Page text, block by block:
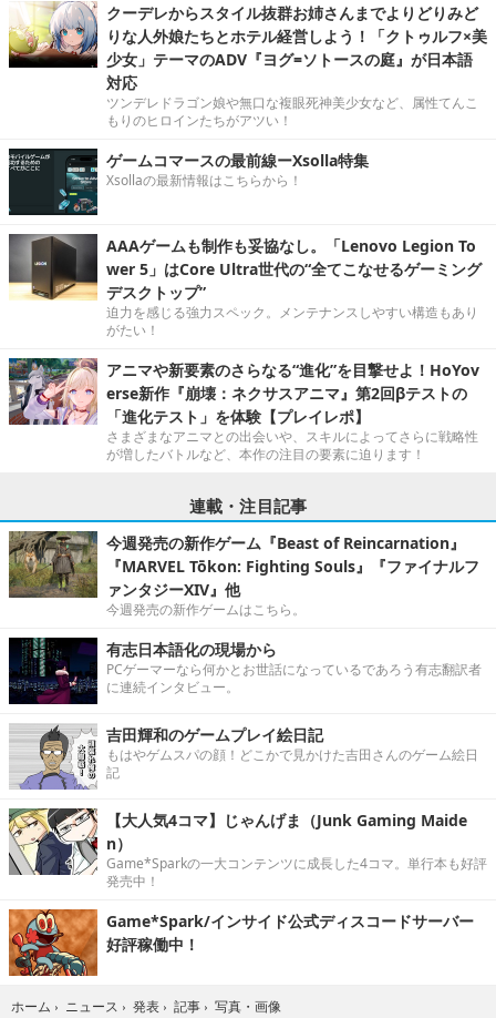
クーデレからスタイル抜群お姉さんまでよりどりみど
りな人外娘たちとホテル経営しよう！「クトゥルフ×美
少女」テーマのADV『ヨグ=ソトースの庭』が日本語
対応
ツンデレドラゴン娘や無口な複眼死神美少女など、属性てんこ
もりのヒロインたちがアツい！
ゲームコマースの最前線ーXsolla特集
Xsollaの最新情報はこちらから！
AAAゲームも制作も妥協なし。「Lenovo Legion To
wer 5」はCore Ultra世代の“全てこなせるゲーミング
デスクトップ”
迫力を感じる強力スペック。メンテナンスしやすい構造もあり
がたい！
アニマや新要素のさらなる“進化”を目撃せよ！HoYov
erse新作『崩壊：ネクサスアニマ』第2回βテストの
「進化テスト」を体験【プレイレポ】
さまざまなアニマとの出会いや、スキルによってさらに戦略性
が増したバトルなど、本作の注目の要素に迫ります！
連載・注目記事
今週発売の新作ゲーム『Beast of Reincarnation』
『MARVEL Tōkon: Fighting Souls』『ファイナルフ
ァンタジーXIV』他
今週発売の新作ゲームはこちら。
有志日本語化の現場から
PCゲーマーなら何かとお世話になっているであろう有志翻訳者
に連続インタビュー。
吉田輝和のゲームプレイ絵日記
もはやゲムスパの顔！どこかで見かけた吉田さんのゲーム絵日
記
【大人気4コマ】じゃんげま（Junk Gaming Maide
n）
Game*Sparkの一大コンテンツに成長した4コマ。単行本も好評
発売中！
Game*Spark/インサイド公式ディスコードサーバー
好評稼働中！
ホーム › ニュース › 発表 › 記事 › 写真・画像